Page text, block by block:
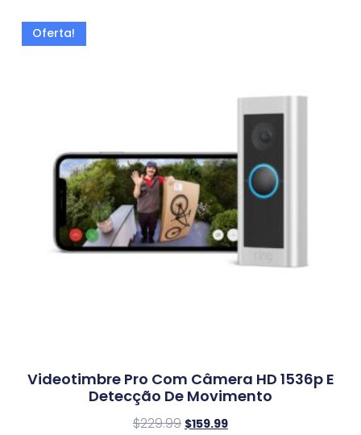
Oferta!
Videotimbre Pro Com Câmera HD 1536p E
Detecção De Movimento
$229.99 $159.99